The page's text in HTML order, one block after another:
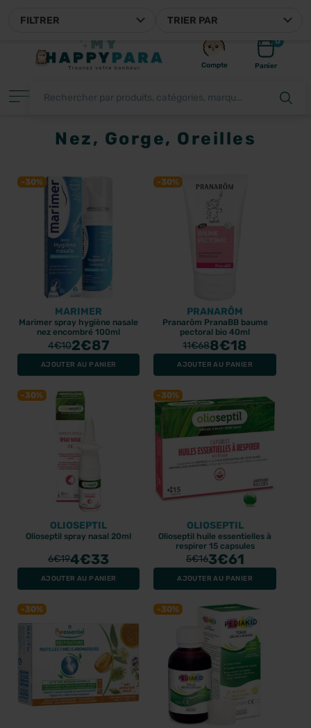
Compte
0
Panier
TRIER PAR
FILTRER
Nez, Gorge, Oreilles
-30%
MARIMER
Marimer spray hygiène nasale
nez encombré 100ml
4€102€87
AJOUTER AU PANIER
-30%
PRANARÔM
Pranarôm PranaBB baume
pectoral bio 40ml
11€688€18
AJOUTER AU PANIER
-30%
OLIOSEPTIL
Olioseptil spray nasal 20ml
6€194€33
AJOUTER AU PANIER
-30%
OLIOSEPTIL
Olioseptil huile essentielles à
respirer 15 capsules
5€163€61
AJOUTER AU PANIER
-30% -30%